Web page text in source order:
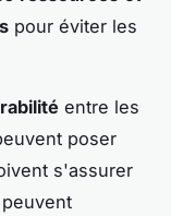
pour éviter les
entre les
poser
s'assurer
peuvent